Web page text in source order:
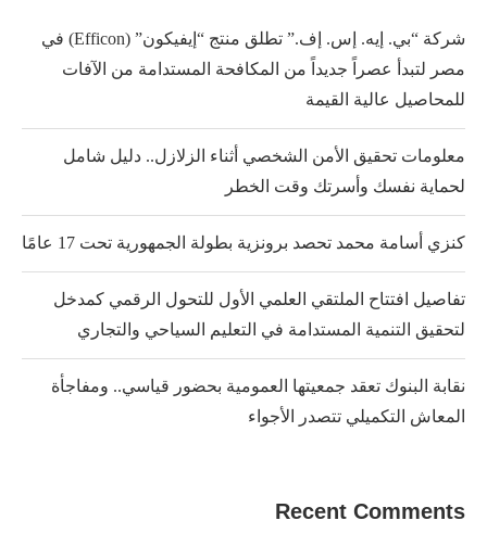
شركة “بي. إيه. إس. إف.” تطلق منتج “إيفيكون” (Efficon) في
مصر لتبدأ عصراً جديداً من المكافحة المستدامة من الآفات
للمحاصيل عالية القيمة
معلومات تحقيق الأمن الشخصي أثناء الزلازل.. دليل شامل
لحماية نفسك وأسرتك وقت الخطر
كنزي أسامة محمد تحصد برونزية بطولة الجمهورية تحت 17 عامًا
تفاصيل افتتاح الملتقي العلمي الأول للتحول الرقمي كمدخل
لتحقيق التنمية المستدامة في التعليم السياحي والتجاري
نقابة البنوك تعقد جمعيتها العمومية بحضور قياسي.. ومفاجأة
المعاش التكميلي تتصدر الأجواء
Recent Comments